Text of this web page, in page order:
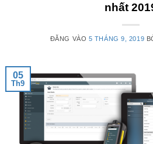
nhất
ĐĂNG VÀO 5 THÁNG 9, 2019
05
Th9